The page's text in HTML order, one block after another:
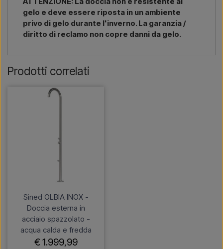
gelo e deve essere riposta in un ambiente
privo di gelo durante l'inverno. La garanzia /
diritto di reclamo non copre danni da gelo.
Prodotti correlati
Sined OLBIA INOX -
Doccia esterna in
acciaio spazzolato -
acqua calda e fredda
€ 1.999,99